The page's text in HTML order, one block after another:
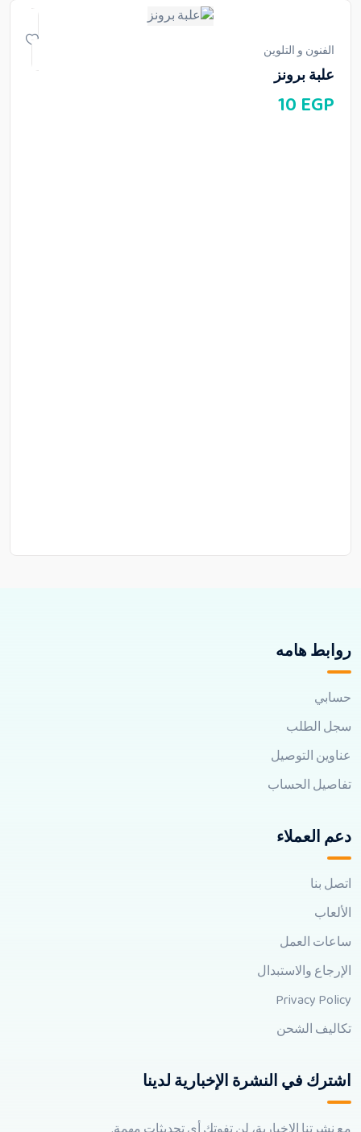
الفنون و التلوين
علبة برونز
10 EGP
روابط هامه
حسابي
سجل الطلب
عناوين التوصيل
تفاصيل الحساب
دعم العملاء
اتصل بنا
الألعاب
ساعات العمل
الإرجاع والاستبدال
Privacy Policy
تكاليف الشحن
اشترك في النشرة الإخبارية لدينا